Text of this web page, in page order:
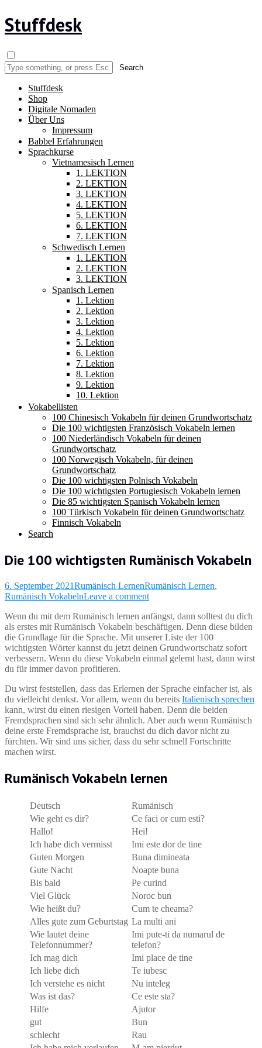
Stuffdesk
Stuffdesk
Shop
Digitale Nomaden
Über Uns
Impressum
Babbel Erfahrungen
Sprachkurse
Vietnamesisch Lernen
1. LEKTION
2. LEKTION
3. LEKTION
4. LEKTION
5. LEKTION
6. LEKTION
7. LEKTION
Schwedisch Lernen
1. LEKTION
2. LEKTION
3. LEKTION
Spanisch Lernen
1. Lektion
2. Lektion
3. Lektion
4. Lektion
5. Lektion
6. Lektion
7. Lektion
8. Lektion
9. Lektion
10. Lektion
Vokabellisten
100 Chinesisch Vokabeln für deinen Grundwortschatz
Die 100 wichtigsten Französisch Vokabeln lernen
100 Niederländisch Vokabeln für deinen
Grundwortschatz
100 Norwegisch Vokabeln, für deinen
Grundwortschatz
Die 100 wichtigsten Polnisch Vokabeln
Die 100 wichtigsten Portugiesisch Vokabeln lernen
Die 85 wichtigsten Spanisch Vokabeln lernen
100 Türkisch Vokabeln für deinen Grundwortschatz
Finnisch Vokabeln
Search
Die 100 wichtigsten Rumänisch Vokabeln
6. September 2021Rumänisch LernenRumänisch Lernen,
Rumänisch VokabelnLeave a comment
Wenn du mit dem Rumänisch lernen anfängst, dann solltest du dich
als erstes mit Rumänisch Vokabeln beschäftigen. Denn diese bilden
die Grundlage für die Sprache. Mit unserer Liste der 100
wichtigsten Wörter kannst du jetzt deinen Grundwortschatz sofort
verbessern. Wenn du diese Vokabeln einmal gelernt hast, dann wirst
du für immer davon profitieren.
Du wirst feststellen, dass das Erlernen der Sprache einfacher ist, als
du vielleicht denkst. Vor allem, wenn du bereits Italienisch sprechen
kann, wirst du einen riesigen Vorteil haben. Denn die beiden
Fremdsprachen sind sich sehr ähnlich. Aber auch wenn Rumänisch
deine erste Fremdsprache ist, brauchst du dich davor nicht zu
fürchten. Wir sind uns sicher, dass du sehr schnell Fortschritte
machen wirst.
Rumänisch Vokabeln lernen
Deutsch
Rumänisch
Wie geht es dir?
Ce faci or cum esti?
Hallo!
Hei!
Ich habe dich vermisst
Imi este dor de tine
Guten Morgen
Buna dimineata
Gute Nacht
Noapte buna
Bis bald
Pe curind
Viel Glück
Noroc bun
Wie heißt du?
Cum te cheama?
Alles gute zum Geburtstag La multi ani
Wie lautet deine
Telefonnummer?
Imi pute-ti da numarul de
telefon?
Ich mag dich
Imi place de tine
Ich liebe dich
Te iubesc
Ich verstehe es nicht
Nu inteleg
Was ist das?
Ce este sta?
Hilfe
Ajutor
gut
Bun
schlecht
Rau